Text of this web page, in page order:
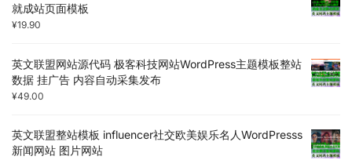
就成站页面模板
¥19.90
英文联盟网站源代码 极客科技网站WordPress主题模板整站
数据 挂广告 内容自动采集发布
¥49.00
英文联盟整站模板 influencer社交欧美娱乐名人WordPresss
新闻网站 图片网站